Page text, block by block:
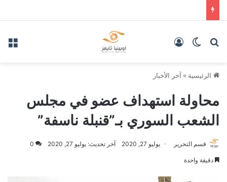
بحث عنالوضع المظلم
الرئيسية » آخر الأخبار
محاولة استهداف عضو في مجلس
الشعب السوري بـ”قنبلة ناسفة”
قسم التحرير يوليو 27, 2020 آخر تحديث: يوليو 27, 2020 0
دقيقة واحدة